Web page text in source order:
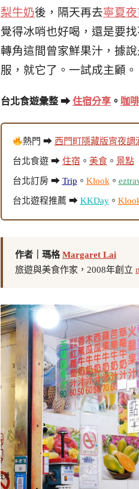
梨牛奶後，隔天再去寧夏
覺得冰哨也好喝，還是要
轉角這間曾家鮮果汁，據
服，就它了。一試成主顧。
台北食遊彙整 ➡ 住宿分享 。 咖啡
熱門 ➡ 西門町隱藏版宵夜調
台北食遊 ➡ 住宿 。 美食。 景點
台北訂房 ➡ Trip 。 Klook 。
台北遊程推薦 ➡ KKDay。
作者｜瑪格Margaret Lai
旅遊與美食作家，2008年創立